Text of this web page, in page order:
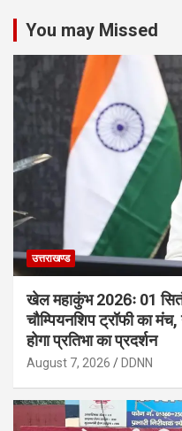
You may Missed
उत्तराखण्ड
खेल महाकुंभ 2026ः 01
चौम्पियनशिप ट्रॉफी का
होगा प्रतिभा का प्रदर्शन
August 7, 2026 DDNN